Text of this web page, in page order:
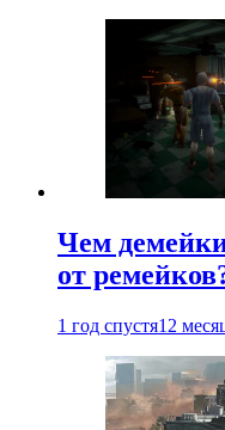
Чем
от
1 год спустя12